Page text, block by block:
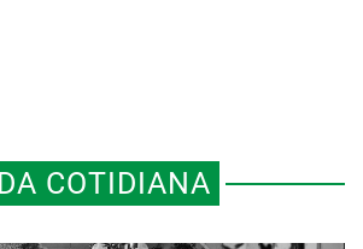
COTIDIANA